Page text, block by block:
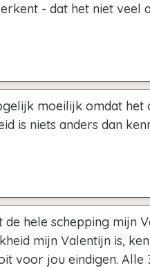
- dat het niet veel
moeilijk omdat het
is niets anders dan
hele schepping mijn
mijn Valentijn is,
voor jou eindigen. Alle